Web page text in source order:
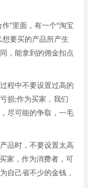
”里面，有一个“淘宝
要买的产品所产生
，能拿到的佣金扣点
程中不要设置过高的
损;作为买家，我们
尽可能的争取，一毛
品时，不要设置太高
家，作为消费者，可
自己省不少的金钱，